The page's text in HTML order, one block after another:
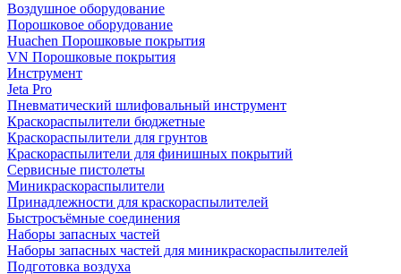
Воздушное оборудование
Порошковое оборудование
Huachen Порошковые покрытия
VN Порошковые покрытия
Инструмент
Jeta Pro
Пневматический шлифовальный инструмент
Краскораспылители бюджетные
Краскораспылители для грунтов
Краскораспылители для финишных покрытий
Сервисные пистолеты
Миникраскораспылители
Принадлежности для краскораспылителей
Быстросъёмные соединения
Наборы запасных частей
Наборы запасных частей для миникраскораспылителей
Подготовка воздуха